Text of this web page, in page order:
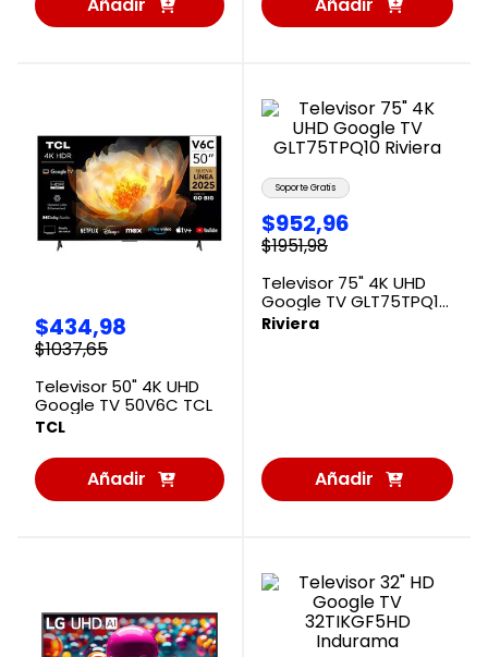
al al
$434,98
$1037,65
Televisor 50" 4K UHD
Google TV 50V6C TCL
TCL
Añadir
al
Soporte Gratis
$952,96
$1951,98
Televisor 75" 4K UHD
Google TV GLT75TPQ10
Riviera
Riviera
Añadir
al